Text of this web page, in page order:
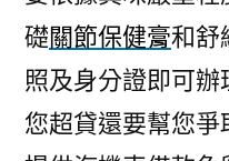
礎關節保健膏和舒
照及身分證即可辦
您超貸還要幫您